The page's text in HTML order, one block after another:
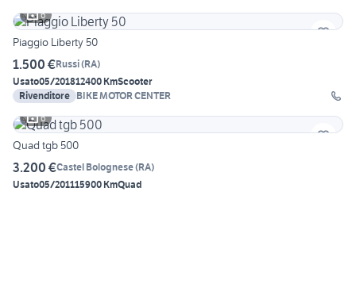
6
Piaggio Liberty 50
1.500 €Russi(RA)
Usato05/201812400 KmScooter
Rivenditore BIKE MOTOR CENTER
6
Quad tgb 500
3.200 €Castel Bolognese(RA)
Usato05/201115900 KmQuad